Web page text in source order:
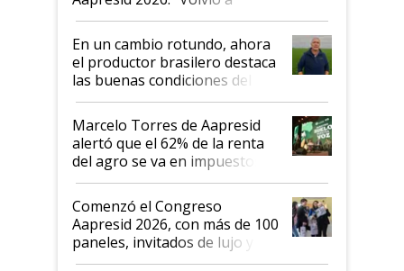
demostrar que hablar del
suelo es hablar de todo el
sistema productivo"
En un cambio rotundo, ahora
el productor brasilero destaca
las buenas condiciones del
agro argentino para invertir:
"Los veo más motivados"
Marcelo Torres de Aapresid
alertó que el 62% de la renta
del agro se va en impuestos:
"No es bueno que en
Argentina se sigan discutiendo
las mismas cosas de hace 50
años"
Comenzó el Congreso
Aapresid 2026, con más de 100
paneles, invitados de lujo y
todas las tendencias